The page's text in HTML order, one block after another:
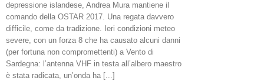
depressione islandese, Andrea Mura mantiene il
comando della OSTAR 2017. Una regata davvero
difficile, come da tradizione. Ieri condizioni meteo
severe, con un forza 8 che ha causato alcuni danni
(per fortuna non compromettenti) a Vento di
Sardegna: l’antenna VHF in testa all’albero maestro
è stata radicata, un’onda ha [...]